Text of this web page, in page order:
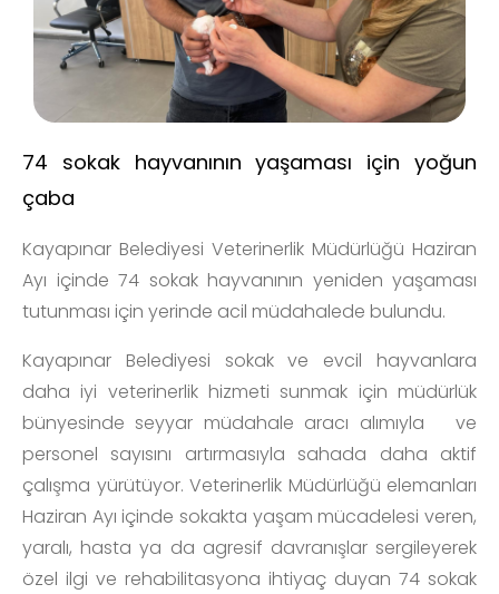
74 sokak hayvanının yaşaması için yoğun
çaba
Kayapınar Belediyesi Veterinerlik Müdürlüğü Haziran
Ayı içinde 74 sokak hayvanının yeniden yaşaması
tutunması için yerinde acil müdahalede bulundu.
Kayapınar Belediyesi sokak ve evcil hayvanlara
daha iyi veterinerlik hizmeti sunmak için müdürlük
bünyesinde seyyar müdahale aracı alımıyla ve
personel sayısını artırmasıyla sahada daha aktif
çalışma yürütüyor. Veterinerlik Müdürlüğü elemanları
Haziran Ayı içinde sokakta yaşam mücadelesi veren,
yaralı, hasta ya da agresif davranışlar sergileyerek
özel ilgi ve rehabilitasyona ihtiyaç duyan 74 sokak